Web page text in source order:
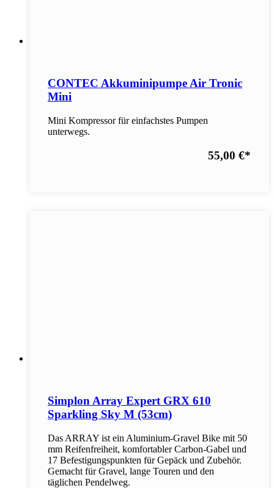
CONTEC Akkuminipumpe Air Tronic
Mini
Mini Kompressor für einfachstes Pumpen
unterwegs.
55,00 €*
Simplon Array Expert GRX 610
Sparkling Sky M (53cm)
Das ARRAY ist ein Aluminium-Gravel Bike mit 50
mm Reifenfreiheit, komfortabler Carbon-Gabel und
17 Befestigungspunkten für Gepäck und Zubehör.
Gemacht für Gravel, lange Touren und den
täglichen Pendelweg.